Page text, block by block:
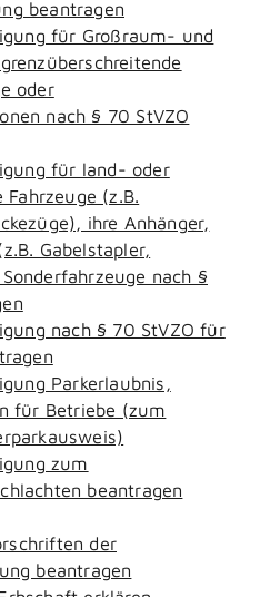
beantragen
für Großraum- und
oder
nach § 70 StVZO
für land- oder
(z.B.
ihre Anhänger,
Gabelstapler,
nach §
nach § 70 StVZO für
Parkerlaubnis,
für Betriebe (zum
zum
beantragen
der
beantragen